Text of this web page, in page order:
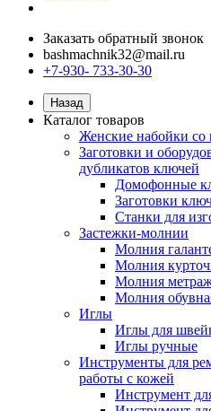
Заказать обратный звонок
bashmachnik32@mail.ru
+7-930- 733-30-30
Назад
Каталог товаров
Женские набойки
Заготовки и
дубликатов ключей
Домофонные
Заготовки
Станки для
Застежки-молнии
Молния
Молния
Молния
Молния
Иглы
Иглы для
Иглы ручные
Инструменты для
работы с кожей
Инструмент